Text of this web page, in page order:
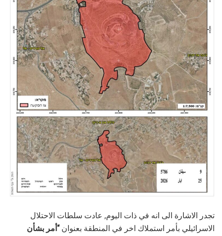
تجدر الاشارة الى انه في ذات اليوم, عادت سلطات الاحتلال
الاسرائيلي بأمر استملاك اخر في المنطقة بعنوان “ أمر بشأن